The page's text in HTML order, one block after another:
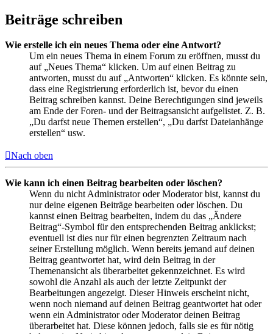
Beiträge schreiben
Wie erstelle ich ein neues Thema oder eine Antwort?
Um ein neues Thema in einem Forum zu eröffnen, musst du
auf „Neues Thema“ klicken. Um auf einen Beitrag zu
antworten, musst du auf „Antworten“ klicken. Es könnte sein,
dass eine Registrierung erforderlich ist, bevor du einen
Beitrag schreiben kannst. Deine Berechtigungen sind jeweils
am Ende der Foren- und der Beitragsansicht aufgelistet. Z. B.
„Du darfst neue Themen erstellen“, „Du darfst Dateianhänge
erstellen“ usw.
Nach oben
Wie kann ich einen Beitrag bearbeiten oder löschen?
Wenn du nicht Administrator oder Moderator bist, kannst du
nur deine eigenen Beiträge bearbeiten oder löschen. Du
kannst einen Beitrag bearbeiten, indem du das „Ändere
Beitrag“-Symbol für den entsprechenden Beitrag anklickst;
eventuell ist dies nur für einen begrenzten Zeitraum nach
seiner Erstellung möglich. Wenn bereits jemand auf deinen
Beitrag geantwortet hat, wird dein Beitrag in der
Themenansicht als überarbeitet gekennzeichnet. Es wird
sowohl die Anzahl als auch der letzte Zeitpunkt der
Bearbeitungen angezeigt. Dieser Hinweis erscheint nicht,
wenn noch niemand auf deinen Beitrag geantwortet hat oder
wenn ein Administrator oder Moderator deinen Beitrag
überarbeitet hat. Diese können jedoch, falls sie es für nötig